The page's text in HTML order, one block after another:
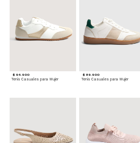
$ 94.900
Tenis Casuales para Mujer
$ 89.900
Tenis Casuales para Mujer